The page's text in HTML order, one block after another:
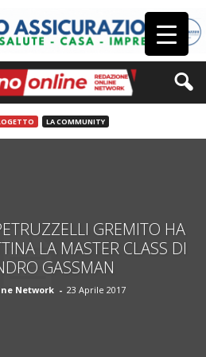
LA COMMUNITY
GREMITO HA
LA MASTER CLASS DI
GASSMAN
Network - 23 Aprile 2017